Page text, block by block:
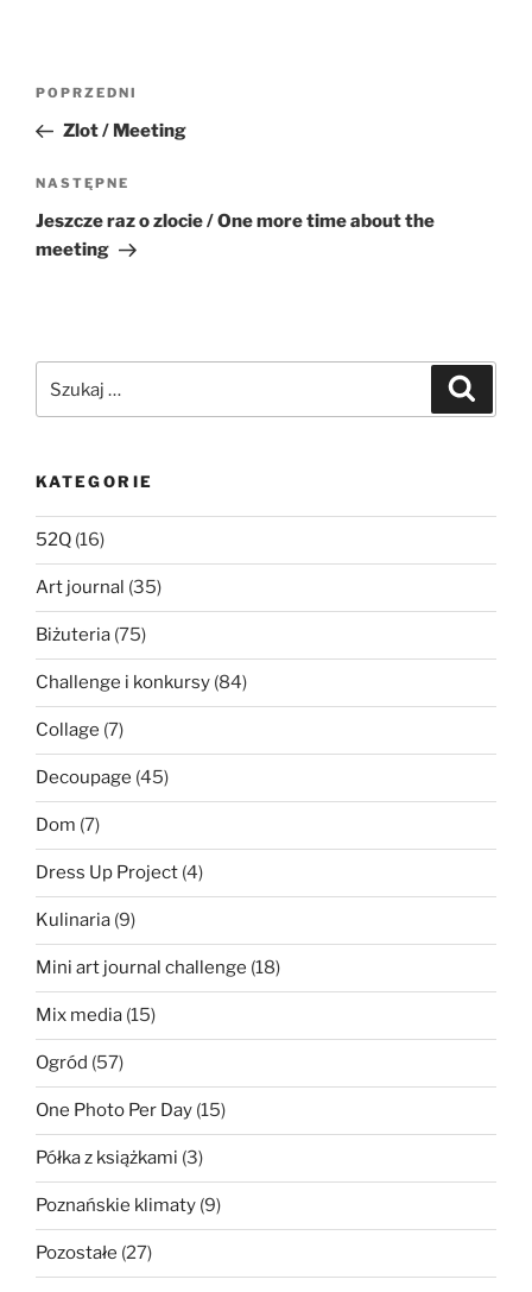
Nawigacja
Poprzedni
wpis
POPRZEDNI
Zlot / Meeting
Następny
wpis
NASTĘPNE
Jeszcze raz o zlocie / One more time about the
meeting
KATEGORIE
52Q (16)
Art journal (35)
Biżuteria (75)
Challenge i konkursy (84)
Collage (7)
Decoupage (45)
Dom (7)
Dress Up Project (4)
Kulinaria (9)
Mini art journal challenge (18)
Mix media (15)
Ogród (57)
One Photo Per Day (15)
Półka z książkami (3)
Poznańskie klimaty (9)
Pozostałe (27)